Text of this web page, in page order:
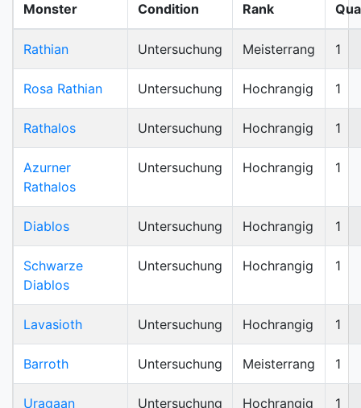
Monster Condition Rank
Rathian Untersuchung Meisterrang 1
Rosa Rathian Untersuchung Hochrangig 1
Rathalos Untersuchung Hochrangig 1
Azurner
Rathalos
Untersuchung Hochrangig 1
Diablos Untersuchung Hochrangig 1
Schwarze
Diablos
Untersuchung Hochrangig 1
Lavasioth Untersuchung Hochrangig 1
Barroth Untersuchung Meisterrang 1
Uragaan Untersuchung Hochrangig 1